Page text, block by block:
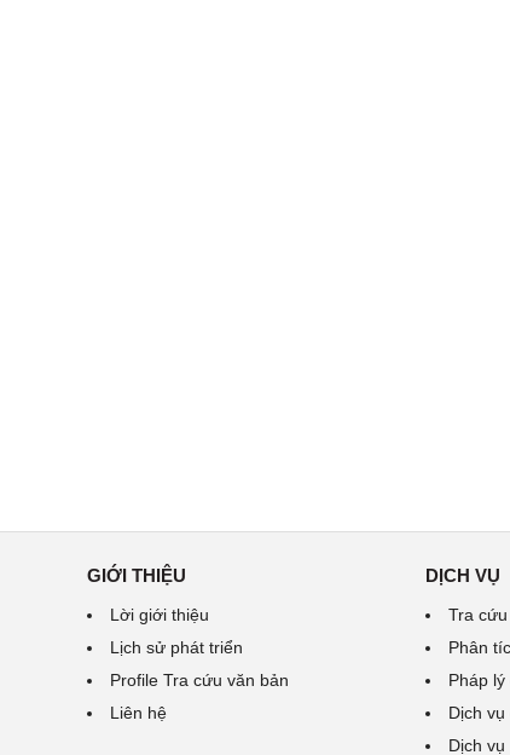
GIỚI THIỆU
Lời giới thiệu
Lịch sử phát triển
Profile Tra cứu văn bản
Liên hệ
DỊCH VỤ
Tra
Phân
Pháp
Dịch
Dịch vụ